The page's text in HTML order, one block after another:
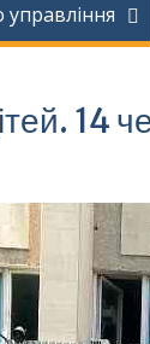
управління
14